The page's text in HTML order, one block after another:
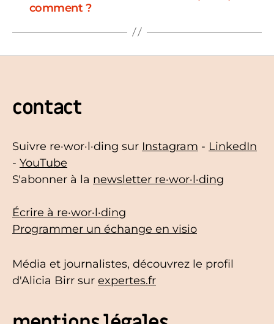
comment ?
contact
Suivre re·wor·l·ding sur Instagram - LinkedIn
- YouTube
S'abonner à la newsletter re·wor·l·ding
Écrire à re·wor·l·ding
Programmer un échange en visio
Média et journalistes, découvrez le profil
d'Alicia Birr sur expertes.fr